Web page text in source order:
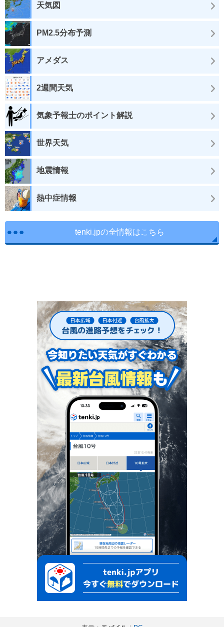
天気図
PM2.5分布予測
アメダス
2週間天気
気象予報士のポイント解説
世界天気
地震情報
熱中症情報
tenki.jpの全情報はこちら